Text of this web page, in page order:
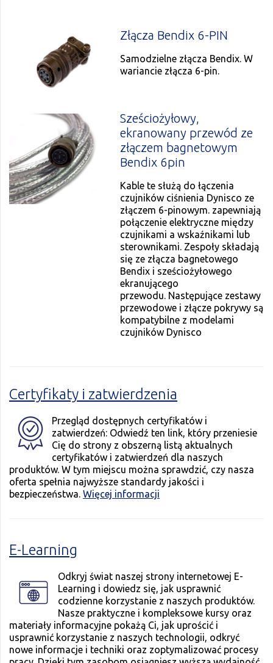
Złącza Bendix 6-PIN
Samodzielne złącza Bendix. W
wariancie złącza 6-pin.
Sześciożyłowy,
ekranowany przewód ze
złączem bagnetowym
Bendix 6pin
Kable te służą do łączenia
czujników ciśnienia Dynisco ze
złączem 6-pinowym. zapewniają
połączenie elektryczne między
czujnikami a wskaźnikami lub
sterownikami. Zespoły składają
się ze złącza bagnetowego
Bendix i sześciożyłowego
ekranującego
przewodu. Następujące zestawy
przewodowe i złącze pokrywy są
kompatybilne z modelami
czujników Dynisco
Certyfikaty i zatwierdzenia
Przegląd dostępnych certyfikatów i
zatwierdzeń: Odwiedź ten link, który przeniesie
Cię do strony z obszerną listą aktualnych
certyfikatów i zatwierdzeń dla naszych
produktów. W tym miejscu można sprawdzić, czy nasza
oferta spełnia najwyższe standardy jakości i
bezpieczeństwa. Więcej informacji
E-Learning
Odkryj świat naszej strony internetowej E-
Learning i dowiedz się, jak usprawnić
codzienne korzystanie z naszych produktów.
Nasze praktyczne i kompleksowe kursy oraz
materiały informacyjne pokażą Ci, jak uprościć i
usprawnić korzystanie z naszych technologii, odkryć
nowe informacje i techniki oraz zoptymalizować procesy